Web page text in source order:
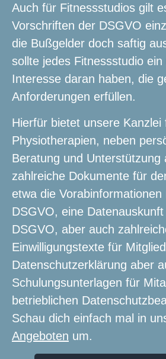
Auch für Fitnessstudios gilt
Vorschriften der DSGVO
die Bußgelder doch saftig
sollte jedes Fitnessstudio ein
Interesse daran haben, die
Anforderungen erfüllen.
Hierfür bietet unsere Kanzlei
Physiotherapien, neben
Beratung und Unterstützung
zahlreiche Dokumente für
etwa die
DSGVO, eine
DSGVO, aber auch
Einwilligungstexte für
Datenschutzerklärung aber
Schulungsunterlagen für
betrieblichen
Schau dich einfach mal in
Angeboten um.